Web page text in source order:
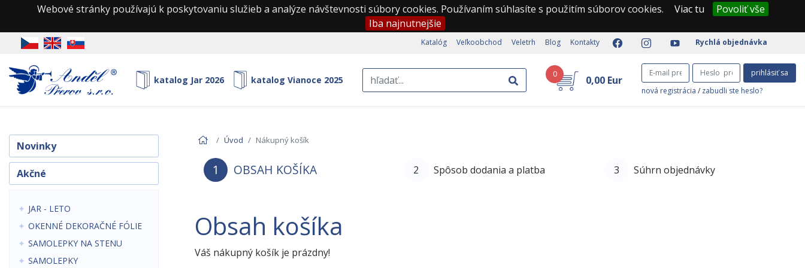
Webové stránky používajú k poskytovaniu služieb a analýze návštevnosti súbory cookies. Používaním súhlasíte s použitím súborov cookies. Viac tu
Povoliť vše
Iba najnutnejšie
Katalóg Veľkoobchod Veletrh Blog Kontakty Rychlá objednávka
katalog Jar 2026 katalog Vianoce 2025
0 0,00 Eur
prihlásiť sa
nová registrácia / zabudli ste heslo?
Novinky
Akčné
JAR - LETO
OKENNÉ DEKORAČNÉ FÓLIE
SAMOLEPKY NA STENU
SAMOLEPKY
Úvod Nákupný košík
1 OBSAH KOŠÍKA 2 Spôsob dodania a platba 3 Súhrn objednávky
Obsah košíka
Váš nákupný košík je prázdny!